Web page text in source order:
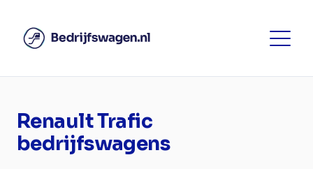
Renault Trafic
bedrijfswagens